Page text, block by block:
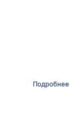
Подробнее